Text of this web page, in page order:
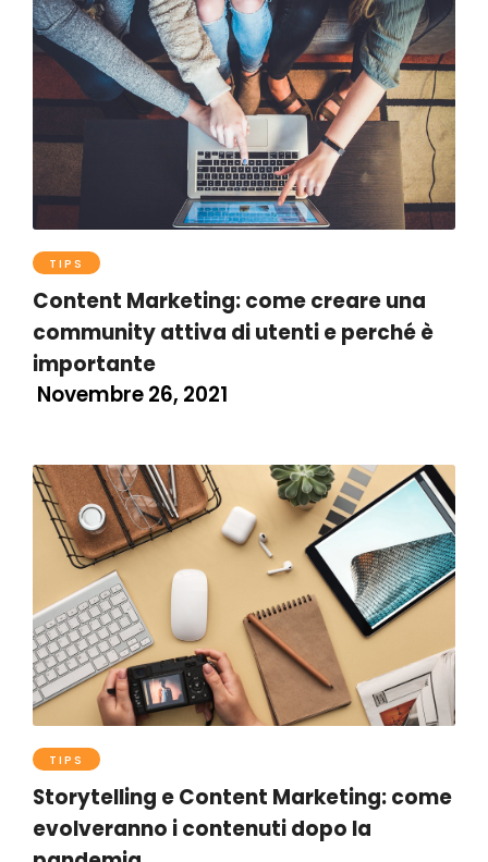
TIPS
Content Marketing: come creare una
community attiva di utenti e perché è
importante
Novembre 26, 2021
TIPS
Storytelling e Content Marketing: come
evolveranno i contenuti dopo la